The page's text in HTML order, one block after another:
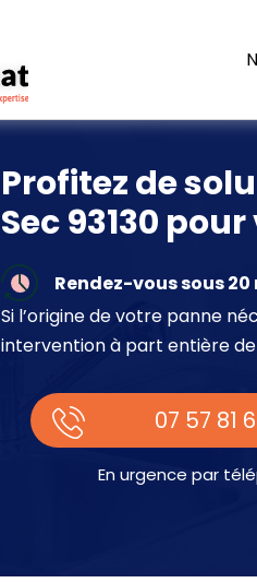
Profitez de
Sec 93130
Rendez-vous sous
Si l’origine de votre panne
intervention à part entière
07 57 81
En urgence par